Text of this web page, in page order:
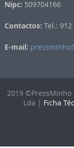
Nipc: 509704166
Contactos: Tel.:
E-mail:
2019
Lda | Ficha